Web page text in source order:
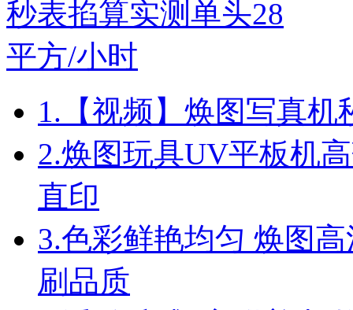
1. 【视频】焕图写真
2.焕图玩具UV平板机
直印
3.色彩鲜艳均匀 焕图
刷品质